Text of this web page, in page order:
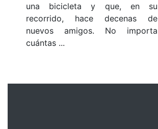
una bicicleta y que, en su
recorrido, hace decenas de
nuevos amigos. No importa
cuántas ...